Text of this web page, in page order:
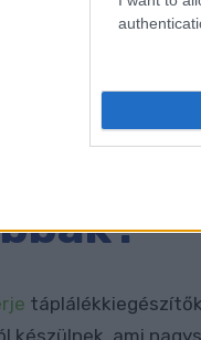
folytatók
készülnek, ami